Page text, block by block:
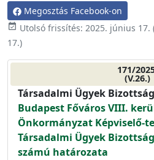
Megosztás Facebook-on
event_available Utolsó frissítés: 2025. június 17.
17.)
171/
(V.26.)
Társadalmi Ügyek
Budapest Főváros VIII.
Önkormányzat Képviselő-
Társadalmi Ügyek
számú határozata